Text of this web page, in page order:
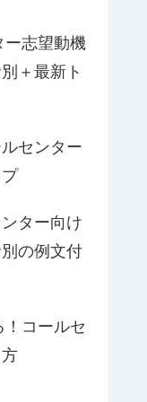
ー志望動機
＋最新ト
センター
ター向け
の例文付
コールセ